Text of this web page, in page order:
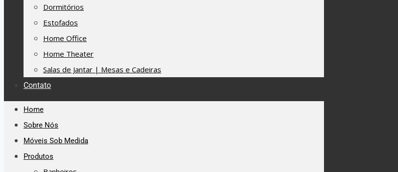
Dormitórios
Estofados
Home Office
Home Theater
Salas de Jantar | Mesas e Cadeiras
Contato
Home
Sobre Nós
Móveis Sob Medida
Produtos